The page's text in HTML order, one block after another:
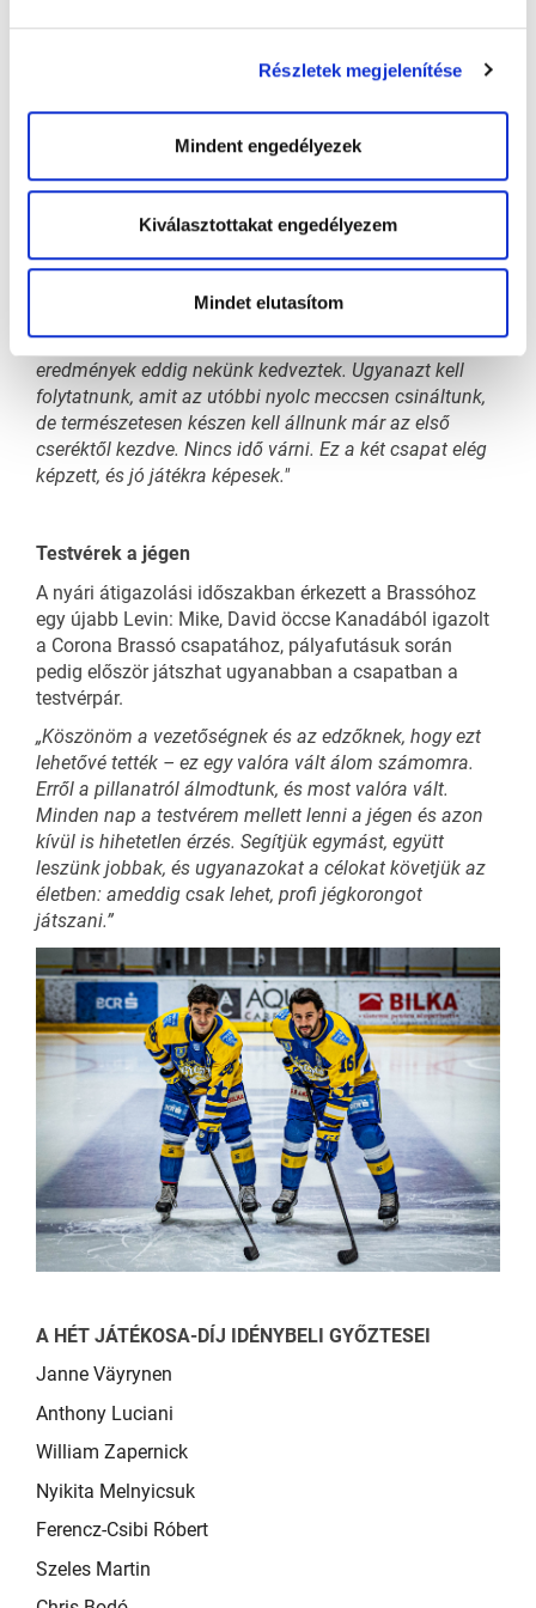
Részletek megjelenítése
Mindent engedélyezek
Kiválasztottakat engedélyezem
Mindet elutasítom
nemzetközi szünet után nagyon jó hetünk volt
edzésekkel. Mindenki jól érezte magát, és újra formába
Újabb két hazai meccs a láthatáron
Pénteken és vasárnap is hazai pályán, hazai közönség
előtt játszik a Brassó: a BJA HC és a DVTK látogat a
Coronához. Előbbinek visszavághatnak a szeptemberi
vereségért, utóbbi ellen pedig begyűjthetik a negyedik
„Ezekkel a csapatokkal már többször játszottunk, az
eredmények eddig nekünk kedveztek. Ugyanazt kell
folytatnunk, amit az utóbbi nyolc meccsen csináltunk,
de természetesen készen kell állnunk már az első
cseréktől kezdve. Nincs idő várni. Ez a két csapat elég
képzett, és jó játékra képesek."
Testvérek a jégen
A nyári átigazolási időszakban érkezett a Brassóhoz
egy újabb Levin: Mike, David öccse Kanadából igazolt
a Corona Brassó csapatához, pályafutásuk során
pedig először játszhat ugyanabban a csapatban a
testvérpár.
„Köszönöm a vezetőségnek és az edzőknek, hogy ezt
lehetővé tették – ez egy valóra vált álom számomra.
Erről a pillanatról álmodtunk, és most valóra vált.
Minden nap a testvérem mellett lenni a jégen és azon
kívül is hihetetlen érzés. Segítjük egymást, együtt
leszünk jobbak, és ugyanazokat a célokat követjük az
életben: ameddig csak lehet, profi jégkorongot
játszani.”
A HÉT JÁTÉKOSA-DÍJ IDÉNYBELI GYŐZTESEI
Janne Väyrynen
Anthony Luciani
William Zapernick
Nyikita Melnyicsuk
Ferencz-Csibi Róbert
Szeles Martin